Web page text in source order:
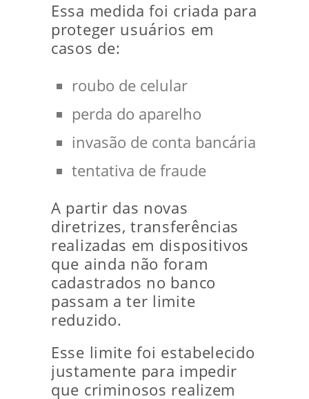
Essa medida foi criada para
proteger usuários em
casos de:
roubo de celular
perda do aparelho
invasão de conta bancária
tentativa de fraude
A partir das novas
diretrizes, transferências
realizadas em dispositivos
que ainda não foram
cadastrados no banco
passam a ter limite
reduzido.
Esse limite foi estabelecido
justamente para impedir
que criminosos realizem